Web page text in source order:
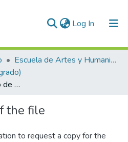
Log In (current)
Escuela de Artes y Humanidades
Diseño de un prototipo de estimulación cognitiva enfocado en los dominios ejecutivos de flexibilidad cognitiva y planificación en realidad virtual
the file
to request a copy for the